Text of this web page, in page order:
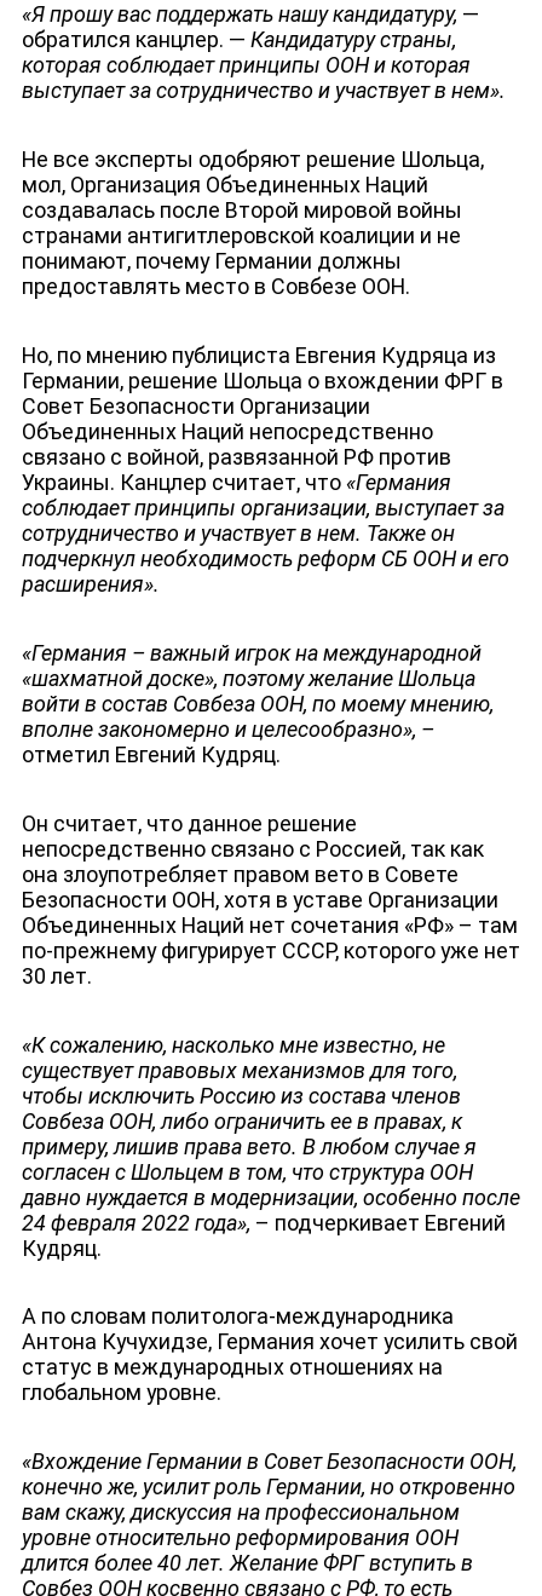
НОВОСТИ
ДЕПУТАТЫ К СЪЕЗДУ
«Я прошу вас поддержать нашу кандидатуру, —
обратился канцлер. — Кандидатуру страны,
которая соблюдает принципы ООН и которая
выступает за сотрудничество и участвует в нем».
Не все эксперты одобряют решение Шольца,
мол, Организация Объединенных Наций
создавалась после Второй мировой войны
странами антигитлеровской коалиции и не
понимают, почему Германии должны
предоставлять место в Совбезе ООН.
Но, по мнению публициста Евгения Кудряца из
Германии, решение Шольца о вхождении ФРГ в
Совет Безопасности Организации
Объединенных Наций непосредственно
связано с войной, развязанной РФ против
Украины. Канцлер считает, что«Германия
соблюдает принципы организации, выступает за
сотрудничество и участвует в нем. Также он
подчеркнул необходимость реформ СБ ООН и его
расширения».
«Германия – важный игрок на международной
«шахматной доске», поэтому желание Шольца
войти в состав Совбеза ООН, по моему мнению,
вполне закономерно и целесообразно», –
отметил Евгений Кудряц.
Он считает, что данное решение
непосредственно связано с Россией, так как
она злоупотребляет правом вето в Совете
Безопасности ООН, хотя в уставе Организации
Объединенных Наций нет сочетания «РФ» – там
по-прежнему фигурирует СССР, которого уже нет
30 лет.
«К сожалению, насколько мне известно, не
существует правовых механизмов для того,
чтобы исключить Россию из состава членов
Совбеза ООН, либо ограничить ее в правах, к
примеру, лишив права вето. В любом случае я
согласен с Шольцем в том, что структура ООН
давно нуждается в модернизации, особенно после
24 февраля 2022 года», – подчеркивает Евгений
Кудряц.
А по словам политолога-международника
Антона Кучухидзе, Германия хочет усилить свой
статус в международных отношениях на
глобальном уровне.
«Вхождение Германии в Совет Безопасности ООН,
конечно же, усилит роль Германии, но откровенно
вам скажу, дискуссия на профессиональном
уровне относительно реформирования ООН
длится более 40 лет. Желание ФРГ вступить в
Совбез ООН косвенно связано с РФ, то есть